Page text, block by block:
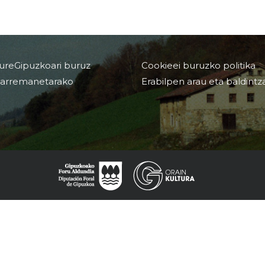
buruz
Cookieei buruzko politika
Erabilpen arau eta